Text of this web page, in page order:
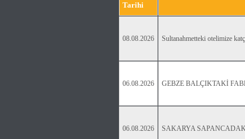
Tarihi
08.08.2026 Sultanahmetteki otelimize
06.08.2026 GEBZE BALÇIKTAKİ
06.08.2026 SAKARYA